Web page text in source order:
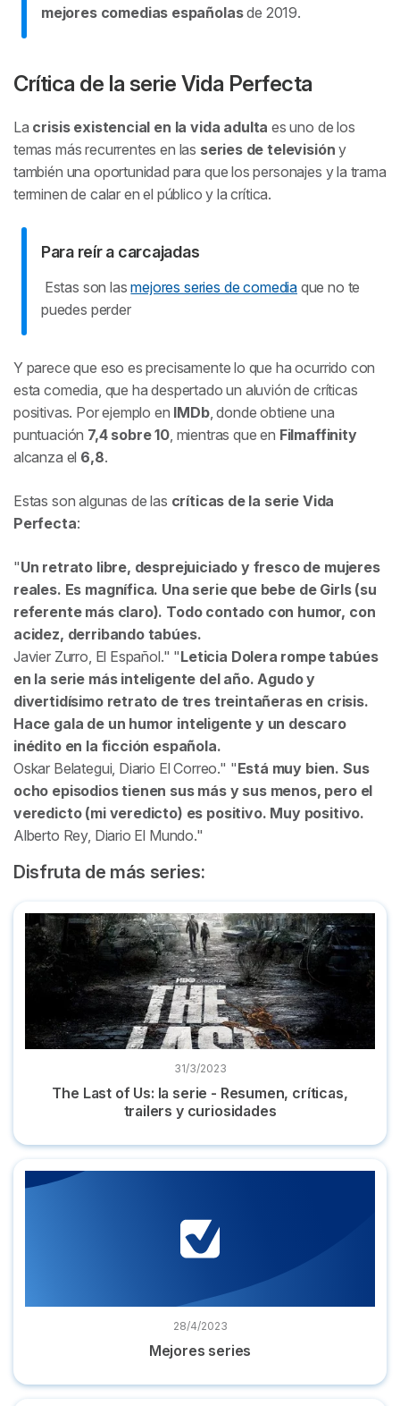
mejores comedias españolasde 2019.
Crítica de la serie Vida Perfecta
La crisis existencial en la vida adulta es uno de los
temas más recurrentes en las series de televisión y
también una oportunidad para que los personajes y la trama
terminen de calar en el público y la crítica.
Para reír a carcajadas
Estas son lasmejores series de comediaque no te
puedes perder
Y parece que eso es precisamente lo que ha ocurrido con
esta comedia, que ha despertado un aluvión de críticas
positivas. Por ejemplo en IMDb, donde obtiene una
puntuación 7,4 sobre 10, mientras que en Filmaffinity
alcanza el 6,8.
Estas son algunas de las críticas de la serie Vida
Perfecta:
Un retrato libre, desprejuiciado y fresco de mujeres
reales. Es magnífica. Una serie que bebe de Girls (su
referente más claro). Todo contado con humor, con
acidez, derribando tabúes.
Javier Zurro, El Español.
Leticia Dolera rompe tabúes
en la serie más inteligente del año. Agudo y
divertidísimo retrato de tres treintañeras en crisis.
Hace gala de un humor inteligente y un descaro
inédito en la ficción española.
Oskar Belategui, Diario El Correo.
Está muy bien. Sus
ocho episodios tienen sus más y sus menos, pero el
veredicto (mi veredicto) es positivo. Muy positivo.
Alberto Rey, Diario El Mundo.
Disfruta de más series:
The Last of Us: la serie - Resumen, críticas, trailers y
31/3/2023
The Last of Us: la serie - Resumen, críticas,
trailers y curiosidades
Mejores series
28/4/2023
Mejores series